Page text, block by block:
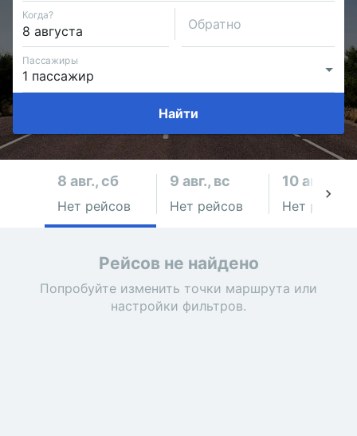
Когда?
Обратно
Пассажиры
Найти
8 авг., сб
Нет рейсов
9 авг., вс
Нет рейсов
10 авг., пн
Нет рейсов
Рейсов не найдено
Попробуйте изменить точки маршрута или
настройки фильтров.